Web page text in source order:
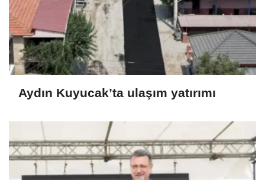
Aydın Kuyucak’ta ulaşım yatırımı